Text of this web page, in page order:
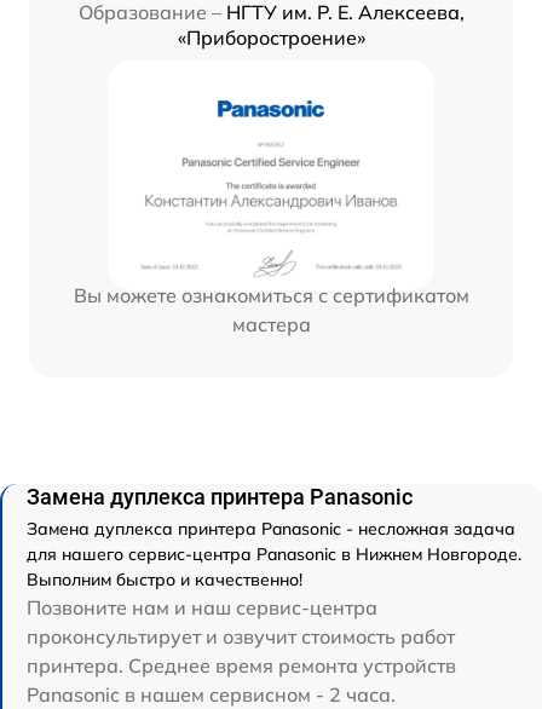
Образование – НГТУ им. Р. Е. Алексеева,
«Приборостроение»
Вы можете ознакомиться с сертификатом
мастера
Замена дуплекса принтера Panasonic
Замена дуплекса принтера Panasonic - несложная задача
для нашего сервис-центра Panasonic в Нижнем Новгороде.
Выполним быстро и качественно!
Позвоните нам и наш сервис-центра
проконсультирует и озвучит стоимость работ
принтера. Среднее время ремонта устройств
Panasonic в нашем сервисном - 2 часа.